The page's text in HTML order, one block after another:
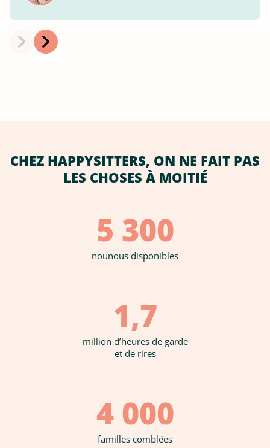
CHEZ HAPPYSITTERS, ON NE FAIT PAS
LES CHOSES À MOITIÉ
5 300
nounous disponibles
1,7
million d’heures de garde
et de rires
4 000
familles comblées